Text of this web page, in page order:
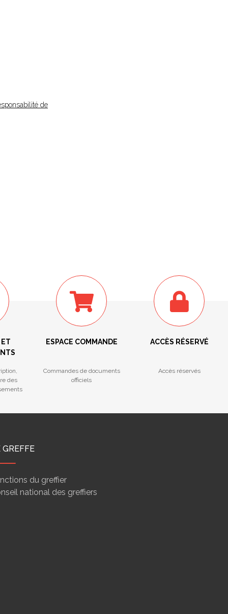
de
ET
des
ESPACE COMMANDE
Commandes de documents
officiels
ACCÈS RÉSERVÉ
Accès réservés
GREFFE
du greffier
national des greffiers